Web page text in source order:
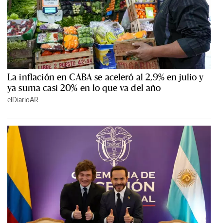
La inflación en CABA se aceleró al 2,9% en julio y
ya suma casi 20% en lo que va del año
elDiarioAR